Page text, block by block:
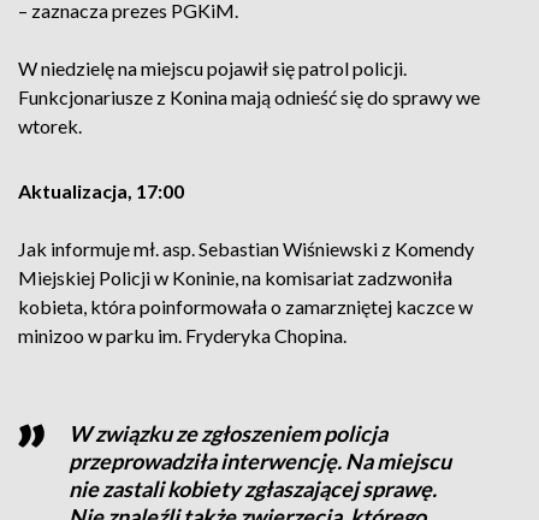
– zaznacza prezes PGKiM.
W niedzielę na miejscu pojawił się patrol policji.
Funkcjonariusze z Konina mają odnieść się do sprawy we
wtorek.
Aktualizacja, 17:00
Jak informuje mł. asp. Sebastian Wiśniewski z Komendy
Miejskiej Policji w Koninie, na komisariat zadzwoniła
kobieta, która poinformowała o zamarzniętej kaczce w
minizoo w parku im. Fryderyka Chopina.
W związku ze zgłoszeniem policja
przeprowadziła interwencję. Na miejscu
nie zastali kobiety zgłaszającej sprawę.